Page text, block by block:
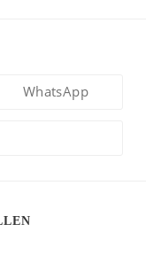
WhatsApp